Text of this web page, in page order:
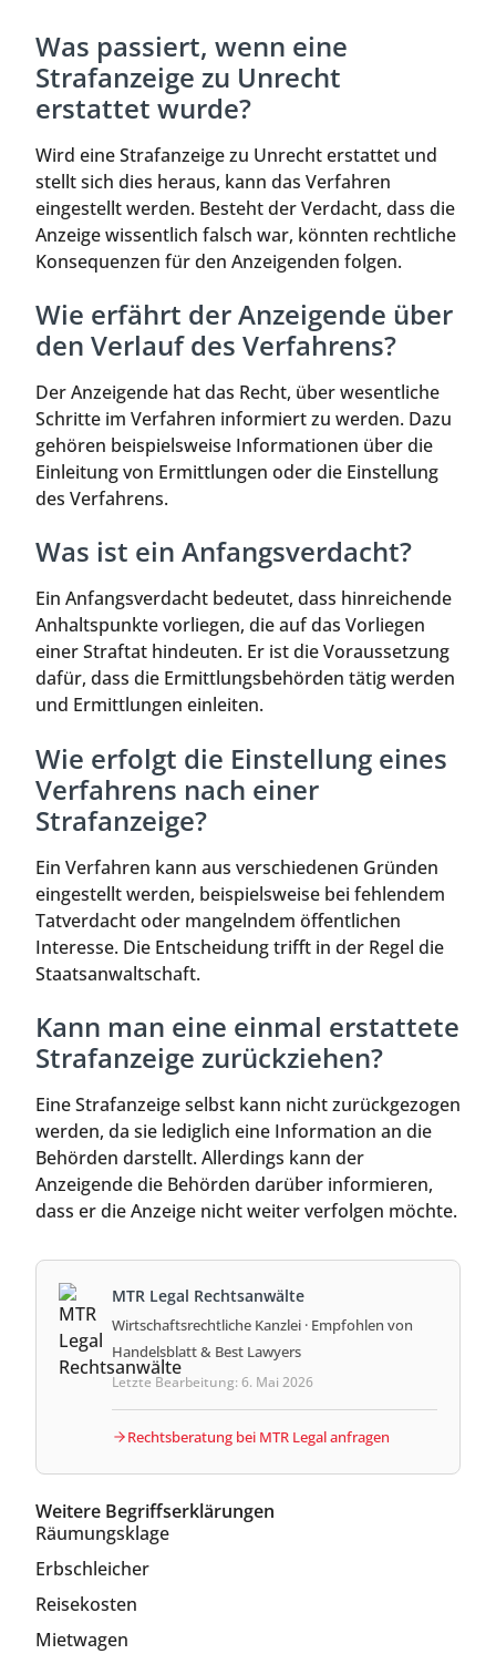
Was passiert, wenn eine
Strafanzeige zu Unrecht
erstattet wurde?
Wird eine Strafanzeige zu Unrecht erstattet und
stellt sich dies heraus, kann das Verfahren
eingestellt werden. Besteht der Verdacht, dass die
Anzeige wissentlich falsch war, könnten rechtliche
Konsequenzen für den Anzeigenden folgen.
Wie erfährt der Anzeigende über
den Verlauf des Verfahrens?
Der Anzeigende hat das Recht, über wesentliche
Schritte im Verfahren informiert zu werden. Dazu
gehören beispielsweise Informationen über die
Einleitung von Ermittlungen oder die Einstellung
des Verfahrens.
Was ist ein Anfangsverdacht?
Ein Anfangsverdacht bedeutet, dass hinreichende
Anhaltspunkte vorliegen, die auf das Vorliegen
einer Straftat hindeuten. Er ist die Voraussetzung
dafür, dass die Ermittlungsbehörden tätig werden
und Ermittlungen einleiten.
Wie erfolgt die Einstellung eines
Verfahrens nach einer
Strafanzeige?
Ein Verfahren kann aus verschiedenen Gründen
eingestellt werden, beispielsweise bei fehlendem
Tatverdacht oder mangelndem öffentlichen
Interesse. Die Entscheidung trifft in der Regel die
Staatsanwaltschaft.
Kann man eine einmal erstattete
Strafanzeige zurückziehen?
Eine Strafanzeige selbst kann nicht zurückgezogen
werden, da sie lediglich eine Information an die
Behörden darstellt. Allerdings kann der
Anzeigende die Behörden darüber informieren,
dass er die Anzeige nicht weiter verfolgen möchte.
MTR Legal Rechtsanwälte
Wirtschaftsrechtliche Kanzlei · Empfohlen von
Handelsblatt & Best Lawyers
Letzte Bearbeitung: 6. Mai 2026
Rechtsberatung bei MTR Legal anfragen
Weitere Begriffserklärungen
Räumungsklage
Erbschleicher
Reisekosten
Mietwagen